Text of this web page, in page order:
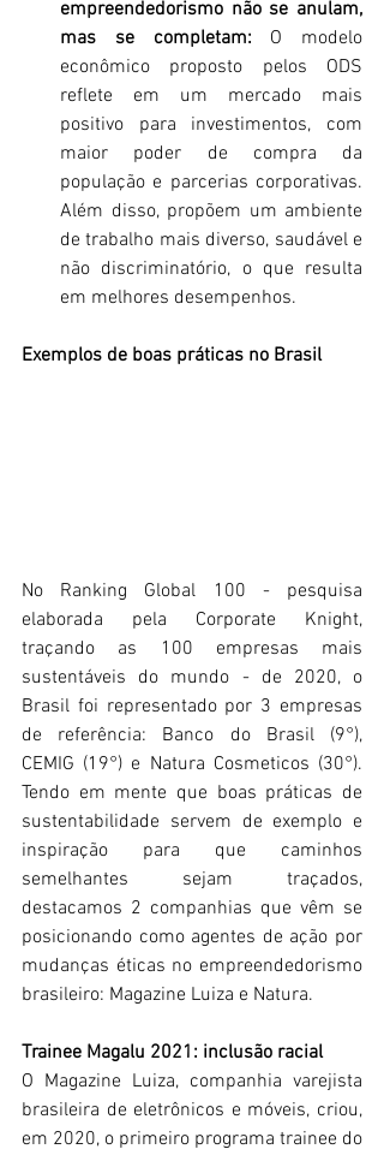
empreendedorismo não se anulam,
mas se completam: O modelo
econômico proposto pelos ODS
reflete em um mercado mais
positivo para investimentos, com
maior poder de compra da
população e parcerias corporativas.
Além disso, propõem um ambiente
de trabalho mais diverso, saudável e
não discriminatório, o que resulta
em melhores desempenhos.
Exemplos de boas práticas no Brasil
No Ranking Global 100 - pesquisa
elaborada pela Corporate Knight,
traçando as 100 empresas mais
sustentáveis do mundo - de 2020, o
Brasil foi representado por 3 empresas
de referência: Banco do Brasil (9°),
CEMIG (19°) e Natura Cosmeticos (30°).
Tendo em mente que boas práticas de
sustentabilidade servem de exemplo e
inspiração para que caminhos
semelhantes sejam traçados,
destacamos 2 companhias que vêm se
posicionando como agentes de ação por
mudanças éticas no empreendedorismo
brasileiro: Magazine Luiza e Natura.
Trainee Magalu 2021: inclusão racial
O Magazine Luiza, companhia varejista
brasileira de eletrônicos e móveis, criou,
em 2020, o primeiro programa trainee do